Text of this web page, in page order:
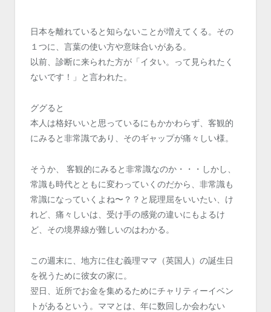
日本を離れていると知らないことが増えてくる。その
１つに、言葉の使い方や意味合いがある。
以前、診断に来られた方が「イタい。って見られたく
ないです！」と言われた。
ググると
本人は格好いいと思っているにもかかわらず、客観的
にみると非常識であり、そのギャップが痛々しい様。
そうか、 客観的にみると非常識なのか・・・しかし、
常識も時代とともに変わっていくのだから、非常識も
常識になっていくよね〜？？と屁理屈をいいたい、け
れど、痛々しいは、受け手の感覚の違いにもよるけ
ど、その境界線が難しいのはわかる。
この週末に、地方に住む義理ママ（英国人）の誕生日
を祝うために彼女の家に。
翌日、近所でお金を集めるためにチャリティーイベン
トがあるという。ママとは、年に数回しか会わない